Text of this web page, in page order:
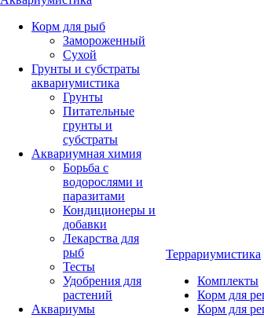
Корм для рыб
Замороженный
Сухой
Грунты и субстраты
аквариумистика
Грунты
Питательные
грунты и
субстраты
Аквариумная химия
Борьба с
водорослями и
паразитами
Кондиционеры и
добавки
Лекарства для
рыб
Тесты
Удобрения для
растений
Аквариумы
Террариумистика
Комплекты
Корм для
Корм для